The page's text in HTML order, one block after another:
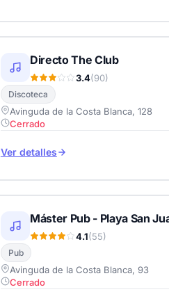
Directo The Club
3.4(90)
Discoteca
Avinguda de la Costa Blanca, 128
Cerrado
Ver detalles
Máster Pub - Playa San
4.1(55)
Pub
Avinguda de la Costa Blanca, 93
Cerrado